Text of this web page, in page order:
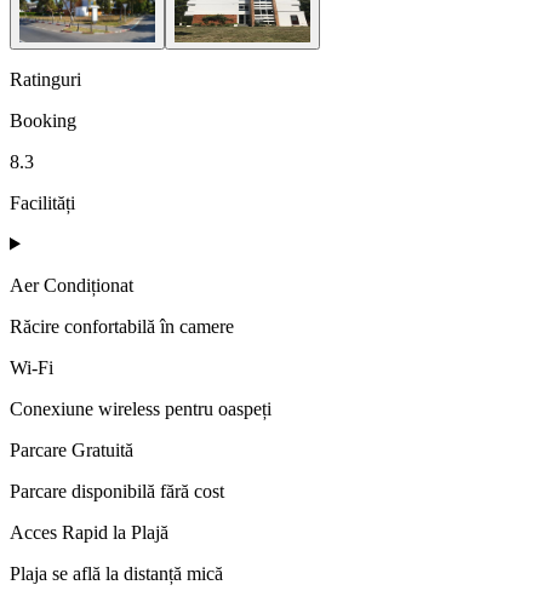
Ratinguri
Booking
8.3
Facilități
Aer Condiționat
Răcire confortabilă în camere
Wi‑Fi
Conexiune wireless pentru oaspeți
Parcare Gratuită
Parcare disponibilă fără cost
Acces Rapid la Plajă
Plaja se află la distanță mică